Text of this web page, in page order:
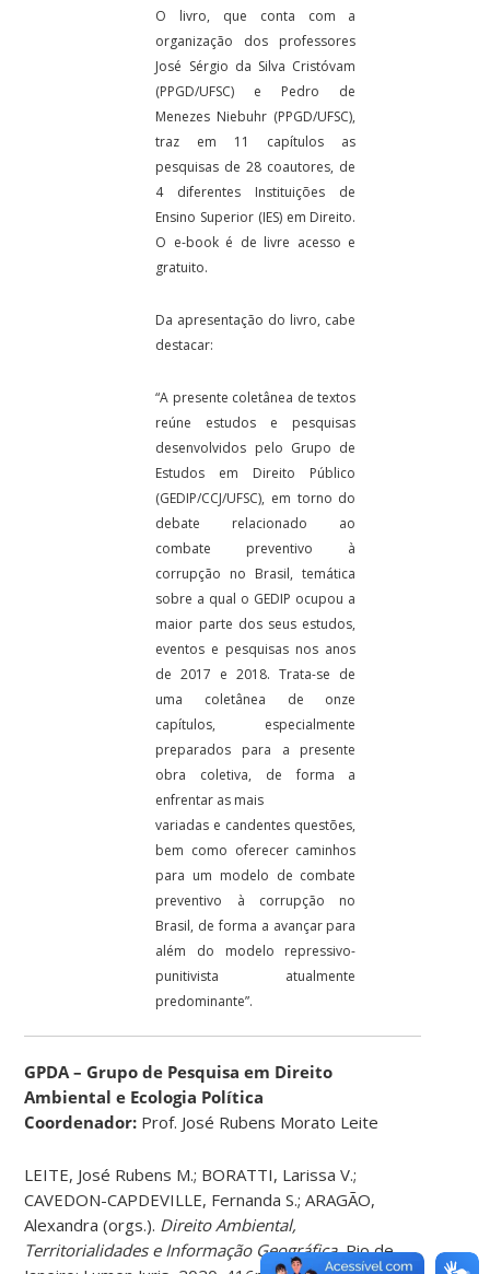
O livro, que conta com a
organização dos professores
José Sérgio da Silva Cristóvam
(PPGD/UFSC) e Pedro de
Menezes Niebuhr (PPGD/UFSC),
traz em 11 capítulos as
pesquisas de 28 coautores, de
4 diferentes Instituições de
Ensino Superior (IES) em Direito.
O e-book é de livre acesso e
gratuito.
Da apresentação do livro, cabe
destacar:
“A presente coletânea de textos
reúne estudos e pesquisas
desenvolvidos pelo Grupo de
Estudos em Direito Público
(GEDIP/CCJ/UFSC), em torno do
debate relacionado ao
combate preventivo à
corrupção no Brasil, temática
sobre a qual o GEDIP ocupou a
maior parte dos seus estudos,
eventos e pesquisas nos anos
de 2017 e 2018. Trata-se de
uma coletânea de onze
capítulos, especialmente
preparados para a presente
obra coletiva, de forma a
enfrentar as mais
variadas e candentes questões,
bem como oferecer caminhos
para um modelo de combate
preventivo à corrupção no
Brasil, de forma a avançar para
além do modelo repressivo-
punitivista atualmente
predominante”.
GPDA – Grupo de Pesquisa em Direito
Ambiental e Ecologia Política
Coordenador: Prof. José Rubens Morato Leite
LEITE, José Rubens M.; BORATTI, Larissa V.;
CAVEDON-CAPDEVILLE, Fernanda S.; ARAGÃO,
Alexandra (orgs.). Direito Ambiental,
Territorialidades e Informação Geográfica.Rio de